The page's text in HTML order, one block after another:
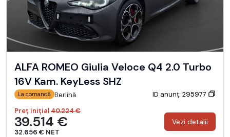
ALFA ROMEO Giulia Veloce Q4 2.0 Turbo
16V Kam. KeyLess SHZ
La comandă Berlină
ID anunț: 295977
Preț inițial40.224 €
39.514 €
32.656 € NET
Vezi detalii